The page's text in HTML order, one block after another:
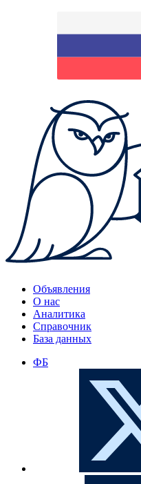
Объявления
О нас
Аналитика
Справочник
База данных
ФБ